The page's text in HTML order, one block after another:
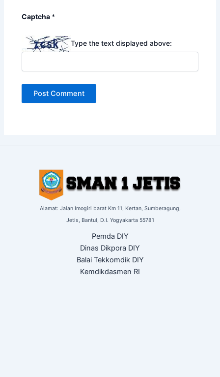
Captcha *
Type the text displayed above:
Alamat: Jalan Imogiri barat Km 11, Kertan, Sumberagung,
Jetis, Bantul, D.I. Yogyakarta 55781
Pemda DIY
Dinas Dikpora DIY
Balai Tekkomdik DIY
Kemdikdasmen RI